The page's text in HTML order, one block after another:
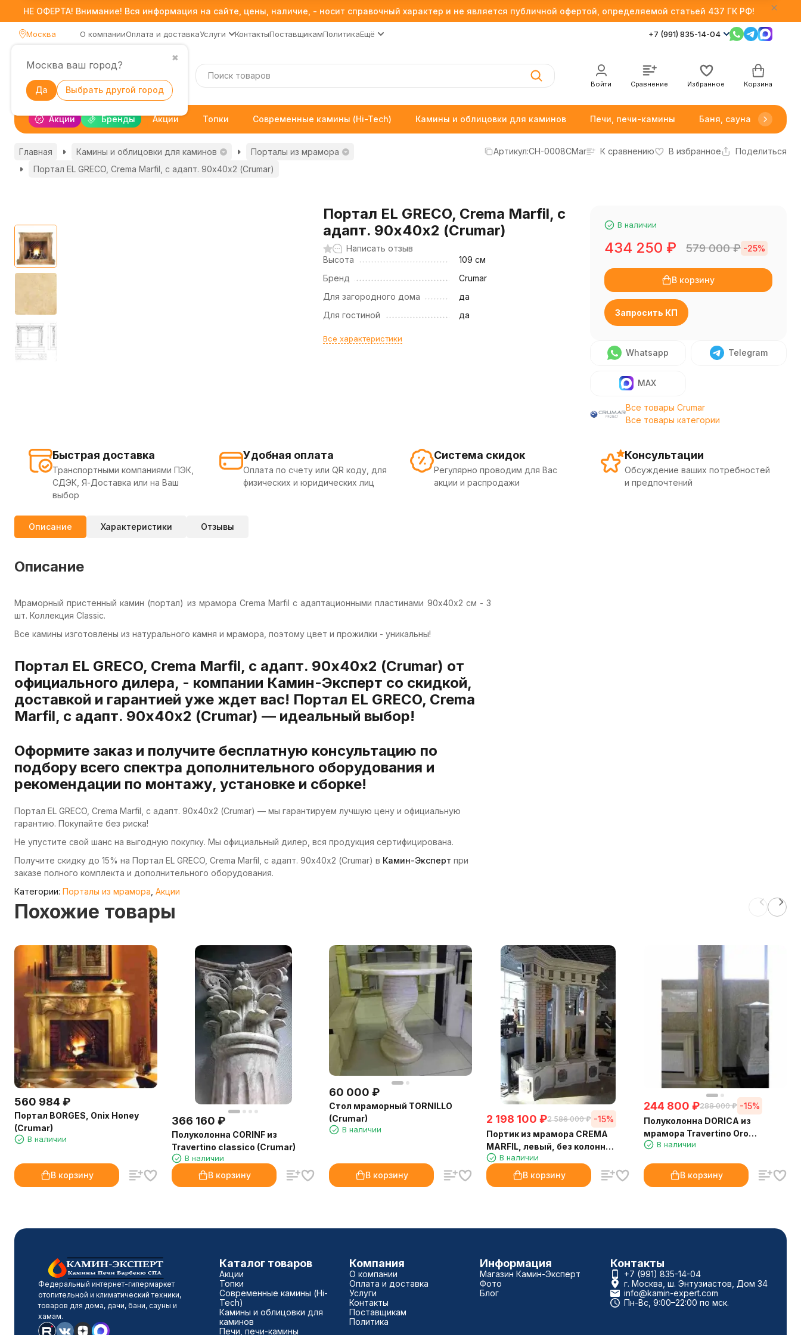
НЕ ОФЕРТА! Внимание! Вся информация на сайте, цены, наличие, - носит справочный характер и не является публичной офертой, определяемой статьей 437 ГК РФ!
Москва
✖
Москва ваш город?
Да Выбрать другой город
О компанииОплата и доставкаУслуги КонтактыПоставщикамПолитикаЕщё +7 (991) 835-14-04
Войти Сравнение Избранное Корзина
Акции Бренды Акции Топки Современные камины (Hi-Tech) Камины и облицовки для каминов Печи, печи-камины Баня, сауна
Главная Камины и облицовки для каминов
Порталы из мрамора
Портал EL GRECO, Crema Marfil, с адапт. 90х40х2 (Crumar)
Артикул:CH-0008CMar К сравнению В избранное Поделиться
Портал EL GRECO, Crema Marfil, с
адапт. 90х40х2 (Crumar)
Написать отзыв
Высота
109 см
Бренд
Crumar
Для загородного дома
да
Для гостиной
да
Все характеристики
В наличии
434 250 ₽ 579 000₽ -25%
В корзину
Запросить КП
Whatsapp Telegram
MAX
Все товары Crumar
Все товары категории
Быстрая доставка
Транспортными компаниями ПЭК,
СДЭК, Я-Доставка или на Ваш
выбор
Удобная оплата
Оплата по счету или QR коду, для
физических и юридических лиц
Система скидок
Регулярно проводим для Вас
акции и распродажи
Консультации
Обсуждение ваших потребностей
и предпочтений
Описание Характеристики Отзывы
Описание
Мраморный пристенный камин (портал) из мрамора Crema Marfil с адаптационными пластинами 90х40х2 см - 3
шт. Коллекция Classic.
Все камины изготовлены из натурального камня и мрамора, поэтому цвет и прожилки - уникальны!
Портал EL GRECO, Crema Marfil, с адапт. 90х40х2 (Crumar) от
официального дилера, - компании Камин-Эксперт со скидкой,
доставкой и гарантией уже ждет вас! Портал EL GRECO, Crema
Marfil, с адапт. 90х40х2 (Crumar) — идеальный выбор!
Оформите заказ и получите бесплатную консультацию по
подбору всего спектра дополнительного оборудования и
рекомендации по монтажу, установке и сборке!
Портал EL GRECO, Crema Marfil, с адапт. 90х40х2 (Crumar) — мы гарантируем лучшую цену и официальную
гарантию. Покупайте без риска!
Не упустите свой шанс на выгодную покупку. Мы официальный дилер, вся продукция сертифицирована.
Получите скидку до 15% на Портал EL GRECO, Crema Marfil, с адапт. 90х40х2 (Crumar) в Камин-Эксперт при
заказе полного комплекта и дополнительного оборудования.
Категории: Порталы из мрамора Акции
Похожие товары
560 984 ₽
Портал BORGES, Onix Honey
(Crumar)
В наличии
В корзину
366 160 ₽
Полуколонна CORINF из
Travertino classico (Crumar)
В наличии
В корзину
60 000 ₽
Стол мраморный TORNILLO
(Crumar)
В наличии
В корзину
2 198 100 ₽2 586 000 ₽ -15%
Портик из мрамора CREMA
MARFIL, левый, без колонн
(Crumar)
В наличии
В корзину
244 800 ₽288 000 ₽ -15%
Полуколонна DORICA из
мрамора Travertino Oro
(Crumar)
В наличии
В корзину
Федеральный интернет-гипермаркет
отопительной и климатический техники,
товаров для дома, дачи, бани, сауны и
хамам.
Каталог товаров
Акции
Топки
Современные камины (Hi-
Tech)
Камины и облицовки для
каминов
Печи, печи-камины
Компания
О компании
Оплата и доставка
Услуги
Контакты
Поставщикам
Политика
Информация
Магазин Камин-Эксперт
Фото
Блог
Контакты
+7 (991) 835-14-04
г. Москва, ш. Энтузиастов, Дом 34
info@kamin-expert.com
Пн-Вс, 9:00–22:00 по мск.